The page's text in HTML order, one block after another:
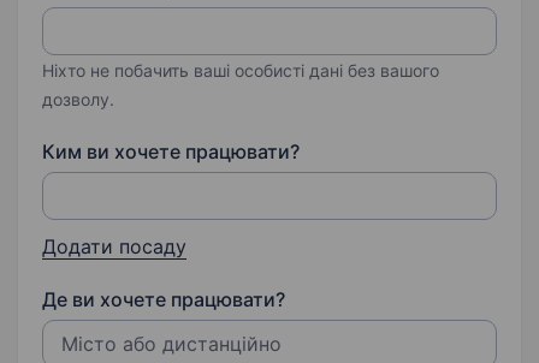
Ніхто не побачить ваші особисті дані без вашого
дозволу.
Ким ви хочете працювати?
Додати посаду
Де ви хочете працювати?